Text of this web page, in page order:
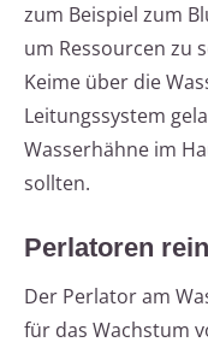
zum Beispiel zum
um Ressourcen zu
Keime über die
Leitungssystem
Wasserhähne im
sollten.
Perlatoren
Der Perlator am
für das Wachstum